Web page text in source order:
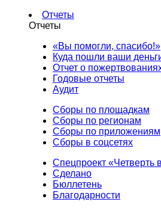
Отчеты
Отчеты
«Вы помогли, спасибо!»
Куда пошли ваши
Отчет о
Годовые отчеты
Аудит
Сборы по площадкам
Сборы по регионам
Сборы по приложениям
Сборы в соцсетях
Спецпроект «Четверть
Сделано
Бюллетень
Благодарности